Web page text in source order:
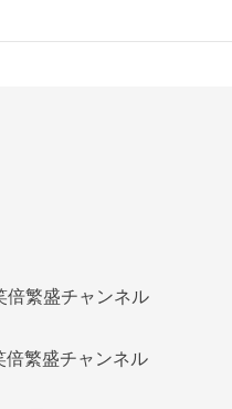
倍繁盛チャンネル
倍繁盛チャンネル